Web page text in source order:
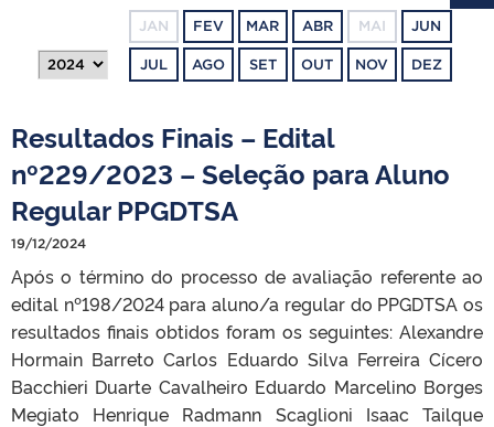
TELEFONES
JAN FEV MAR ABR MAI JUN
JUL AGO SET OUT NOV DEZ
Resultados Finais – Edital
nº229/2023 – Seleção para Aluno
Regular PPGDTSA
19/12/2024
Após o término do processo de avaliação referente ao
edital nº198/2024 para aluno/a regular do PPGDTSA os
resultados finais obtidos foram os seguintes: Alexandre
Hormain Barreto Carlos Eduardo Silva Ferreira Cícero
Bacchieri Duarte Cavalheiro Eduardo Marcelino Borges
Megiato Henrique Radmann Scaglioni Isaac Tailque